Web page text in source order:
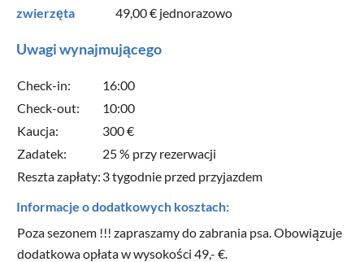
zwierzęta
49,00 € jednorazowo
Uwagi wynajmującego
Check-in:
16:00
Check-out:
10:00
Kaucja:
300 €
Zadatek:
25 % przy rezerwacji
Reszta zapłaty: 3 tygodnie przed przyjazdem
Informacje o dodatkowych kosztach:
Poza sezonem !!! zapraszamy do zabrania psa. Obowiązuje
dodatkowa opłata w wysokości 49,- €.